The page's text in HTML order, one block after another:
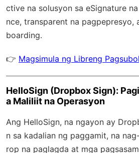
ctive na solusyon sa eSignature
nce, transparent na pagpepresyo,
boarding.
👉 Magsimula ng Libreng
HelloSign (Dropbox Sign):
a Maliliit na Operasyon
Ang HelloSign, na ngayon ay
n sa kadalian ng paggamit, na
rop na paglagda at mga